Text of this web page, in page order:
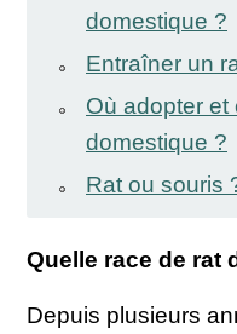
domestique ?
Entraîner un
Où adopter et
domestique ?
Rat ou souris
Quelle race de rat
Depuis plusieurs